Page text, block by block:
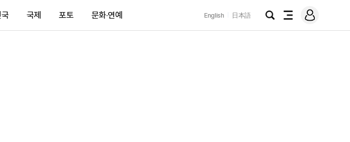
국 국제 포토 문화·연예 English 日本語
검
전
메
그